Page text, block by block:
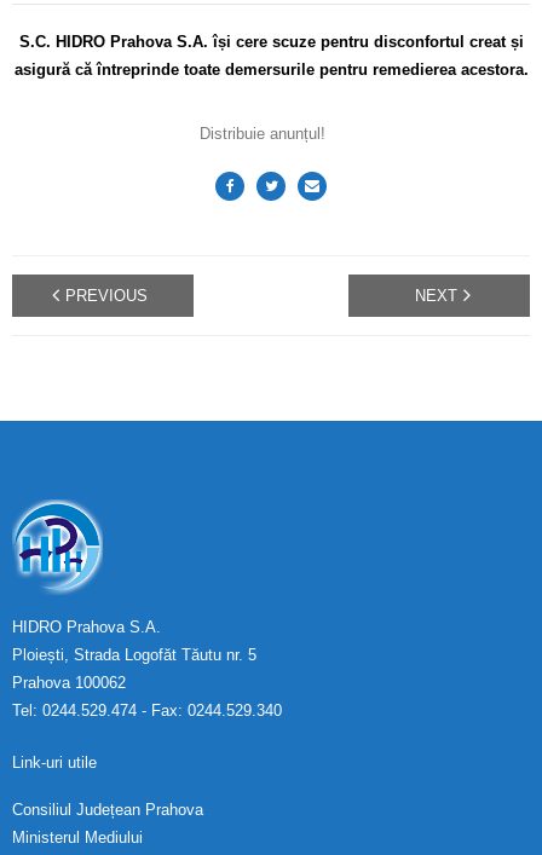
S.C. HIDRO Prahova S.A. își cere scuze pentru disconfortul creat și
asigură că întreprinde toate demersurile pentru remedierea acestora.
Distribuie anunțul!
PREVIOUS NEXT
HIDRO Prahova S.A.
Ploiești, Strada Logofăt Tăutu nr. 5
Prahova 100062
Tel: 0244.529.474 - Fax: 0244.529.340
Link-uri utile
Consiliul Județean Prahova
Ministerul Mediului